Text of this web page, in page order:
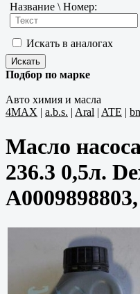
Название \ Номер:
Искать в аналогах
Подбор по марке
Авто химия и масла
4MAX | a.b.s. | Aral | ATE |
Масло
236.3 0,5л.